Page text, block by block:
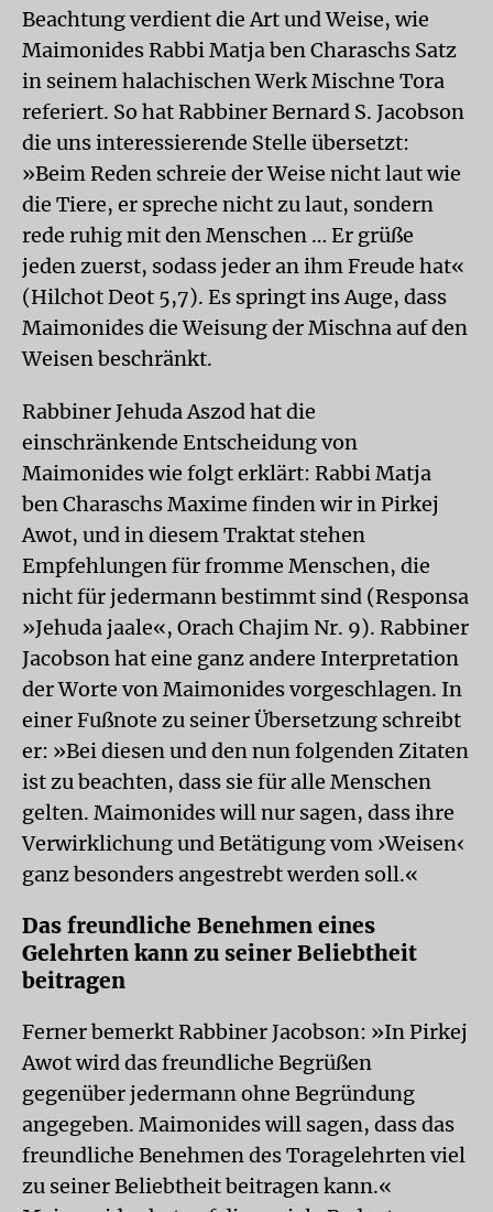
Beachtung verdient die Art und Weise, wie
Maimonides Rabbi Matja ben Charaschs Satz
in seinem halachischen Werk Mischne Tora
referiert. So hat Rabbiner Bernard S. Jacobson
die uns interessierende Stelle übersetzt:
»Beim Reden schreie der Weise nicht laut wie
die Tiere, er spreche nicht zu laut, sondern
rede ruhig mit den Menschen … Er grüße
jeden zuerst, sodass jeder an ihm Freude hat«
(Hilchot Deot 5,7). Es springt ins Auge, dass
Maimonides die Weisung der Mischna auf den
Weisen beschränkt.
Rabbiner Jehuda Aszod hat die
einschränkende Entscheidung von
Maimonides wie folgt erklärt: Rabbi Matja
ben Charaschs Maxime finden wir in Pirkej
Awot, und in diesem Traktat stehen
Empfehlungen für fromme Menschen, die
nicht für jedermann bestimmt sind (Responsa
»Jehuda jaale«, Orach Chajim Nr. 9). Rabbiner
Jacobson hat eine ganz andere Interpretation
der Worte von Maimonides vorgeschlagen. In
einer Fußnote zu seiner Übersetzung schreibt
er: »Bei diesen und den nun folgenden Zitaten
ist zu beachten, dass sie für alle Menschen
gelten. Maimonides will nur sagen, dass ihre
Verwirklichung und Betätigung vom ›Weisen‹
ganz besonders angestrebt werden soll.«
Das freundliche Benehmen eines
Gelehrten kann zu seiner Beliebtheit
beitragen
Ferner bemerkt Rabbiner Jacobson: »In Pirkej
Awot wird das freundliche Begrüßen
gegenüber jedermann ohne Begründung
angegeben. Maimonides will sagen, dass das
freundliche Benehmen des Toragelehrten viel
zu seiner Beliebtheit beitragen kann.«